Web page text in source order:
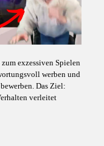
exzessiven Spielen
werben und
Das Ziel:
verleitet